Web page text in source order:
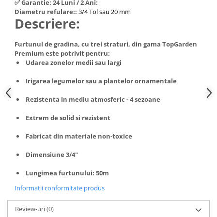
Nivela de masurat
Pistoale de impact electrice si
Pistoale de vopsit
Polizoare electrice de banc si
unghiulare
pornire
Strungurii
Scule cu acumulator
Scule pentru electricieni
Hote Telescopice
Hote Traditionale
Hote Country
Hote Insula
Accesorii, consumabile hote
Masini de tocat carne
Masini de spalat vase incorporabile
Masini de spalat vase
Masini de spalat rufe
Masini de spalat rufe frontale
Masini de spalat rufe verticale
✅ Garantie: 24 Luni / 2 Ani:
Diametru refulare:: 3/4 Tol sau 20 mm
Descriere:
Furtunul de gradina, cu trei straturi, din gama TopGarden
Premium este potrivit pentru:
Udarea zonelor medii sau largi
Irigarea legumelor sau a plantelor ornamentale
Rezistenta in mediu atmosferic - 4 sezoane
Extrem de solid si rezistent
Fabricat din materiale non-toxice
Dimensiune 3/4"
Lungimea furtunului: 50m
Informatii conformitate produs
Review-uri(0)